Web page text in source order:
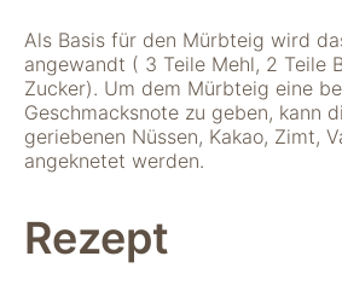
Als Basis für den Mürbteig wird
angewandt ( 3 Teile Mehl, 2 Teile
Zucker). Um dem Mürbteig eine
Geschmacksnote zu geben, kann
geriebenen Nüssen, Kakao, Zimt,
angeknetet werden.
Rezept